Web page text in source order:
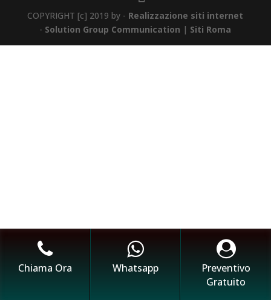
COPYRIGHT [c] 2019 by - Realizzazione siti internet
- Solution Group Communication | Siti Roma
Chiama Ora Whatsapp
Preventivo
Gratuito